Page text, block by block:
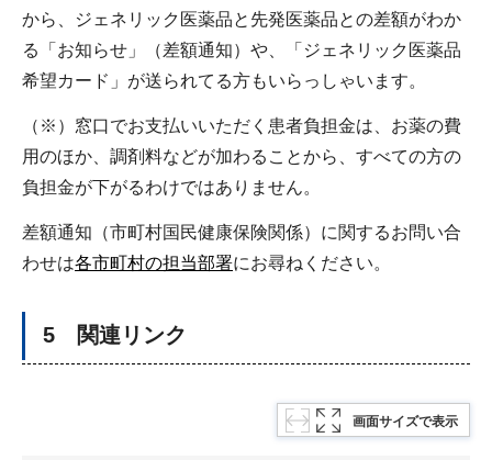
から、ジェネリック医薬品と先発医薬品との差額がわか
る「お知らせ」（差額通知）や、「ジェネリック医薬品
希望カード」が送られてる方もいらっしゃいます。
（※）窓口でお支払いいただく患者負担金は、お薬の費
用のほか、調剤料などが加わることから、すべての方の
負担金が下がるわけではありません。
差額通知（市町村国民健康保険関係）に関するお問い合
わせは各市町村の担当部署にお尋ねください。
5 関連リンク
画面サイズで表示